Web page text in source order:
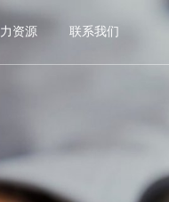
中心 人力资源